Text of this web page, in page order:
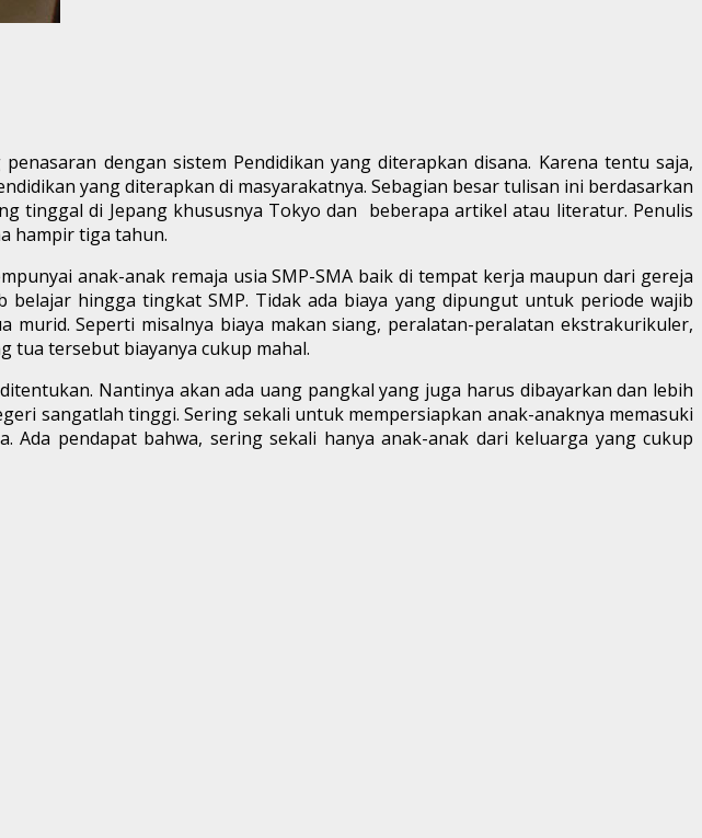
dengan sistem Pendidikan yang diterapkan disana. Karena tentu saja,
yang diterapkan di masyarakatnya. Sebagian besar tulisan ini berdasarkan
tinggal di Jepang khususnya Tokyo dan beberapa artikel atau literatur. Penulis
hampir tiga tahun.
anak-anak remaja usia SMP-SMA baik di tempat kerja maupun dari gereja
hingga tingkat SMP. Tidak ada biaya yang dipungut untuk periode wajib
Seperti misalnya biaya makan siang, peralatan-peralatan ekstrakurikuler,
tersebut biayanya cukup mahal.
Nantinya akan ada uang pangkal yang juga harus dibayarkan dan lebih
sangatlah tinggi. Sering sekali untuk mempersiapkan anak-anaknya memasuki
pendapat bahwa, sering sekali hanya anak-anak dari keluarga yang cukup